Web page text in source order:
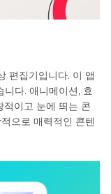
편집기입니다. 이 앱
다. 애니메이션, 효
이고 눈에 띄는 콘
으로 매력적인 콘텐